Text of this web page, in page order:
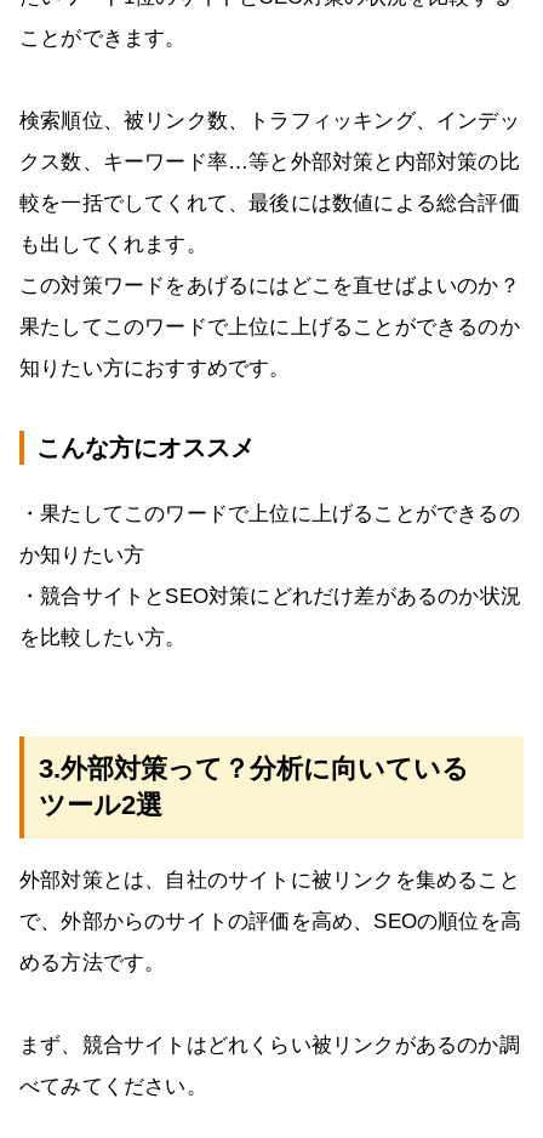
ことができます。
検索順位、被リンク数、トラフィッキング、インデッ
クス数、キーワード率…等と外部対策と内部対策の比
較を一括でしてくれて、最後には数値による総合評価
も出してくれます。
この対策ワードをあげるにはどこを直せばよいのか？
果たしてこのワードで上位に上げることができるのか
知りたい方におすすめです。
こんな方にオススメ
・果たしてこのワードで上位に上げることができるの
か知りたい方
・競合サイトとSEO対策にどれだけ差があるのか状況
を比較したい方。
3.外部対策って？分析に向いている
ツール2選
外部対策とは、自社のサイトに被リンクを集めること
で、外部からのサイトの評価を高め、SEOの順位を高
める方法です。
まず、競合サイトはどれくらい被リンクがあるのか調
べてみてください。